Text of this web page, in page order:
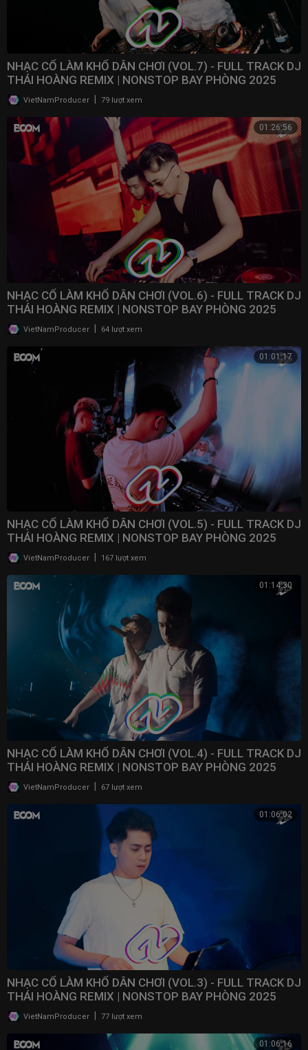
NHẠC CỔ LÀM KHỔ DÂN CHƠI (VOL.7) - FULL TRACK DJ
THÁI HOÀNG REMIX | NONSTOP BAY PHÒNG 2025
VietNamProducer 79 lượt xem
01:26:56
NHẠC CỔ LÀM KHỔ DÂN CHƠI (VOL.6) - FULL TRACK DJ
THÁI HOÀNG REMIX | NONSTOP BAY PHÒNG 2025
VietNamProducer | 64 lượt xem
01:01:17
NHẠC CỔ LÀM KHỔ DÂN CHƠI (VOL.5) - FULL TRACK DJ
THÁI HOÀNG REMIX | NONSTOP BAY PHÒNG 2025
VietNamProducer 167 lượt xem
01:14:30
NHẠC CỔ LÀM KHỔ DÂN CHƠI (VOL.4) - FULL TRACK DJ
THÁI HOÀNG REMIX | NONSTOP BAY PHÒNG 2025
VietNamProducer 67 lượt xem
01:06:02
NHẠC CỔ LÀM KHỔ DÂN CHƠI (VOL.3) - FULL TRACK DJ
THÁI HOÀNG REMIX | NONSTOP BAY PHÒNG 2025
VietNamProducer 77 lượt xem
01:06:16